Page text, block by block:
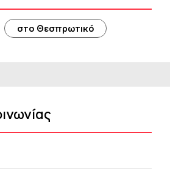
στο Θεσπρωτικό